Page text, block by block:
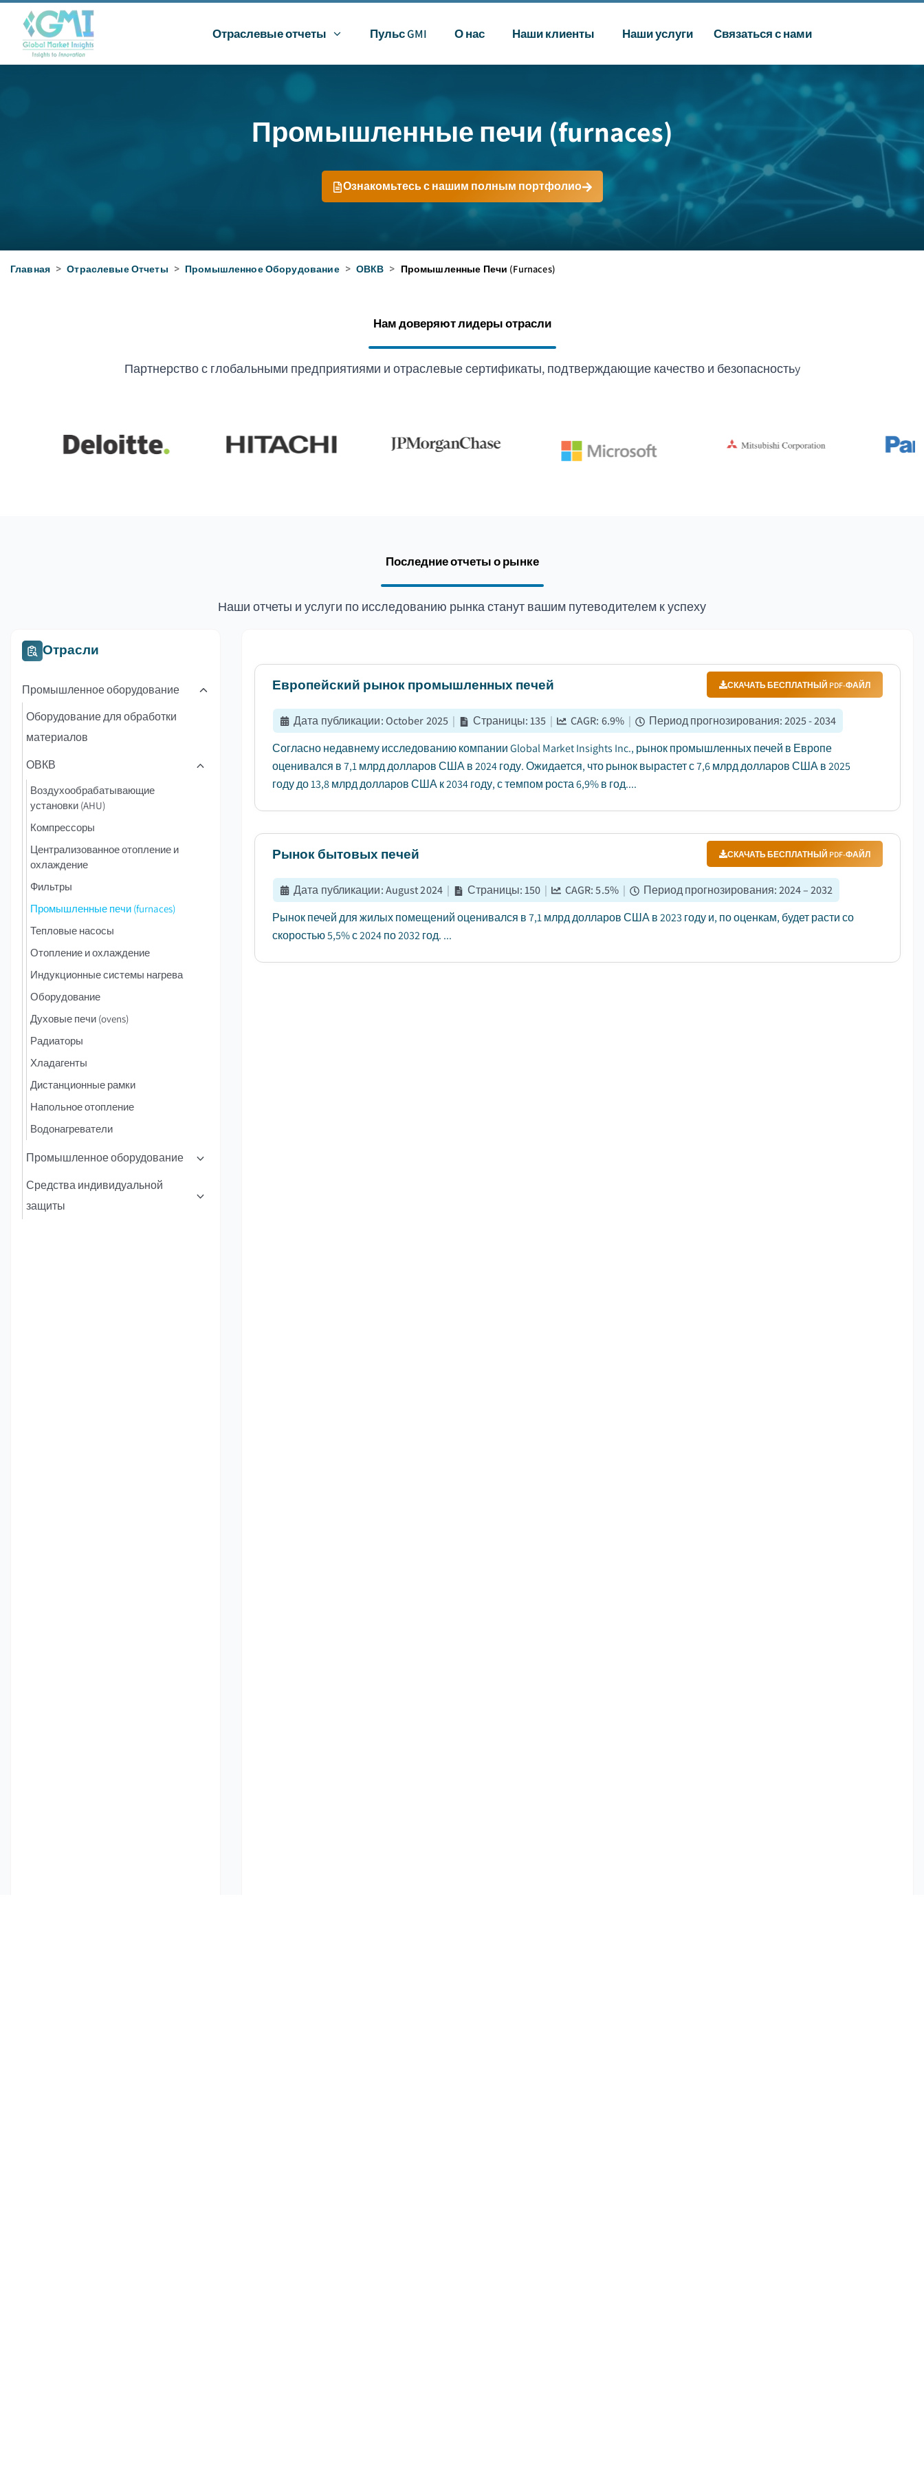
Отраслевые отчеты Пульс GMI О нас Наши клиенты Наши услуги Связаться с нами
Промышленные печи (furnaces)
Ознакомьтесь с нашим полным портфолио
Главная > Отраслевые Отчеты > Промышленное Оборудование > ОВКВ > Промышленные Печи (furnaces)
Нам доверяют лидеры отрасли
Партнерство с глобальными предприятиями и отраслевые сертификаты, подтверждающие качество и безопасностьy
Последние отчеты о рынке
Наши отчеты и услуги по исследованию рынка станут вашим путеводителем к успеху
Отрасли
Промышленное оборудование
Оборудование для обработки
материалов
ОВКВ
Воздухообрабатывающие
установки (AHU)
Компрессоры
Централизованное отопление и
охлаждение
Фильтры
Промышленные печи (furnaces)
Тепловые насосы
Отопление и охлаждение
Индукционные системы нагрева
Оборудование
Духовые печи (ovens)
Радиаторы
Хладагенты
Дистанционные рамки
Напольное отопление
Водонагреватели
Промышленное оборудование
Средства индивидуальной
защиты
Европейский рынок промышленных печей СКАЧАТЬ БЕСПЛАТНЫЙ PDF-ФАЙЛ
Дата публикации:October 2025 | Страницы:135 | CAGR: 6.9% | Период прогнозирования:2025 - 2034
Согласно недавнему исследованию компании Global Market Insights Inc., рынок промышленных печей в Европе
оценивался в 7,1 млрд долларов США в 2024 году. Ожидается, что рынок вырастет с 7,6 млрд долларов США в 2025
году до 13,8 млрд долларов США к 2034 году, с темпом роста 6,9% в год....
Рынок бытовых печей СКАЧАТЬ БЕСПЛАТНЫЙ PDF-ФАЙЛ
Дата публикации:August 2024 | Страницы:150 | CAGR:5.5% | Период прогнозирования:2024 – 2032
Рынок печей для жилых помещений оценивался в 7,1 млрд долларов США в 2023 году и, по оценкам, будет расти со
скоростью 5,5% с 2024 по 2032 год. ...